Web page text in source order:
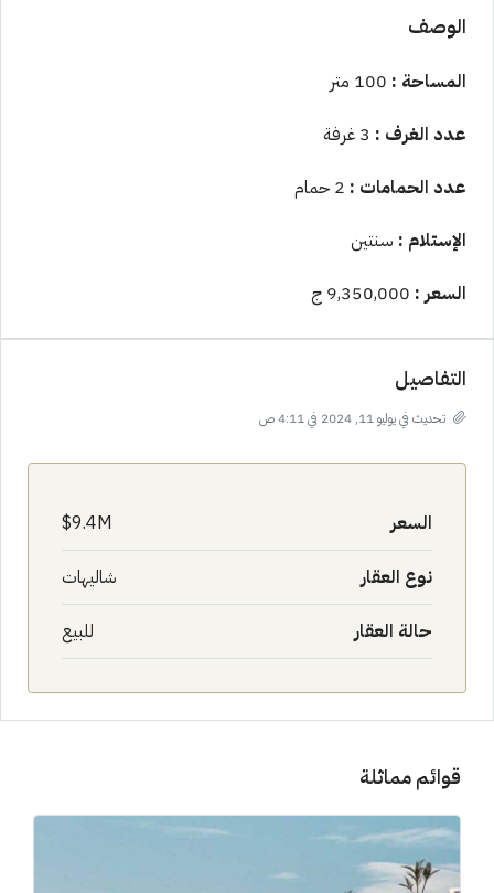
الوصف
المساحة :
عدد الغرف :
عدد الحمامات :
الإستلام : سنتين
السعر :
التفاصيل
تحديث في يوليو 11, 2024 في 4:11 ص
السعر 9.4M$
نوع العقار شاليهات
حالة العقار للبيع
قوائم مماثلة